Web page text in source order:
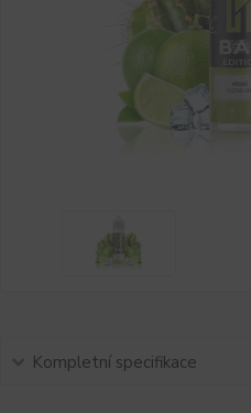
Kompletní specifikace